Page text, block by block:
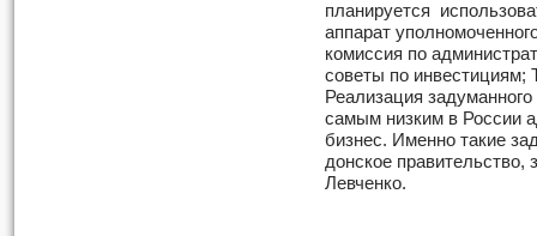
планируется
аппарат
комиссия по
советы по инвестициям;
Реализация
самым низким в России
бизнес. Именно такие
донское
Левченко.